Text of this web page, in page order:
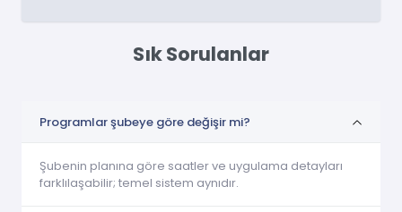
Sık Sorulanlar
Programlar şubeye göre değişir mi?
Şubenin planına göre saatler ve uygulama detayları
farklılaşabilir; temel sistem aynıdır.